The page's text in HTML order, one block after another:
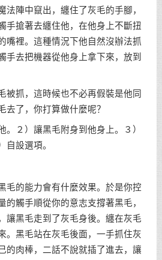
法陣中竄出，纏住了灰毛的手腳，
手搶著去纏住他，在他身上不斷扭
嘴裡。這種情況下他自然沒辦法抓
手去把機器從他身上拿下來，放到
抓，這時候也不必再假裝是他同
去了，你打算做什麼呢？
。２）讓黑毛附身到他身上。３）
自設選項。
的能力會有什麼效果。於是你控
的觸手順從你的意志支撐著黑毛，
讓黑毛走到了灰毛身後。纏在灰毛
。黑毛站在灰毛後面，一手抓住灰
的肉棒，二話不說就插了進去，讓